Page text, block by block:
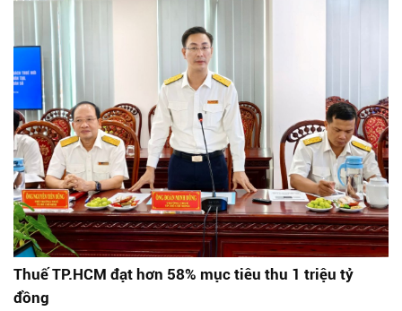
Thuế TP.HCM đạt hơn 58% mục tiêu thu 1 triệu tỷ
đồng